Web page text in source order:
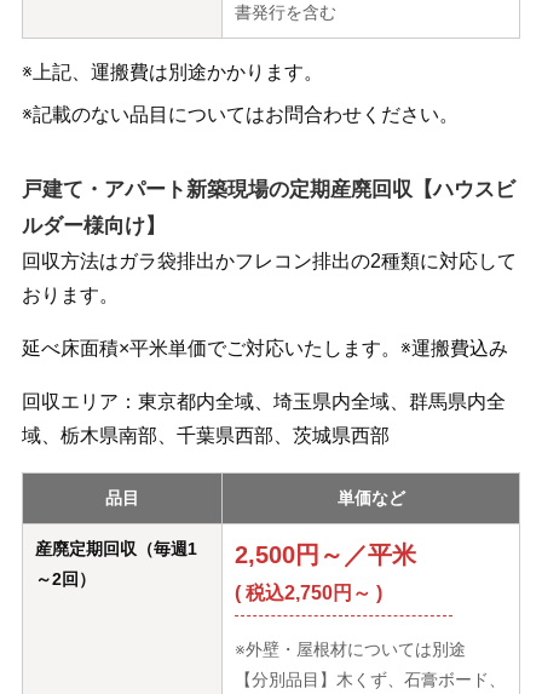
書発行を含む
※上記、運搬費は別途かかります。
※記載のない品目についてはお問合わせください。
戸建て・アパート新築現場の定期産廃回収【ハウスビ
ルダー様向け】
回収方法はガラ袋排出かフレコン排出の2種類に対応して
おります。
延べ床面積×平米単価でご対応いたします。※運搬費込み
回収エリア：東京都内全域、埼玉県内全域、群馬県内全
域、栃木県南部、千葉県西部、茨城県西部
品目 単価など
産廃定期回収（毎週1
～2回）
2,500円～／平米
( 税込2,750円～ )
※外壁・屋根材については別途
【分別品目】木くず、石膏ボード、